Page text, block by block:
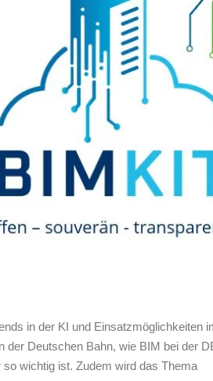
in der KI und Einsatzmöglichkeiten
der Deutschen Bahn, wie BIM bei der
wichtig ist. Zudem wird das Thema